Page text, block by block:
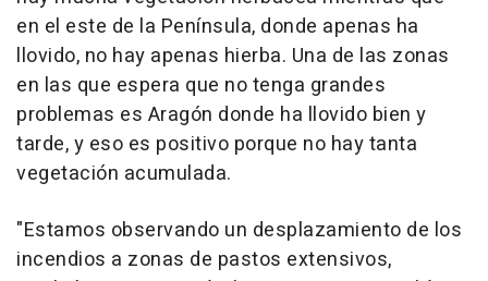
en el este de la Península, donde apenas ha
llovido, no hay apenas hierba. Una de las zonas
en las que espera que no tenga grandes
problemas es Aragón donde ha llovido bien y
tarde, y eso es positivo porque no hay tanta
vegetación acumulada.
"Estamos observando un desplazamiento de los
incendios a zonas de pastos extensivos,